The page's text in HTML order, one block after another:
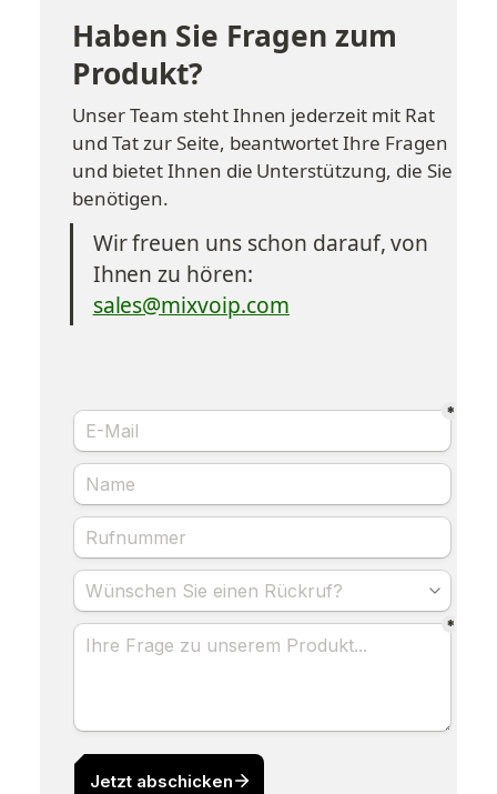
Haben Sie Fragen zum
Produkt?
Unser Team steht Ihnen jederzeit mit Rat
und Tat zur Seite, beantwortet Ihre Fragen
und bietet Ihnen die Unterstützung, die Sie
benötigen.
Wir freuen uns schon darauf, von
Ihnen zu hören:
sales@mixvoip.com